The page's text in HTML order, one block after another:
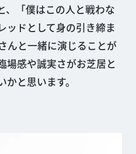
、「僕はこの人と戦わな
ッドとして身の引き締ま
んと一緒に演じることが
場感や誠実さがお芝居と
と思います。